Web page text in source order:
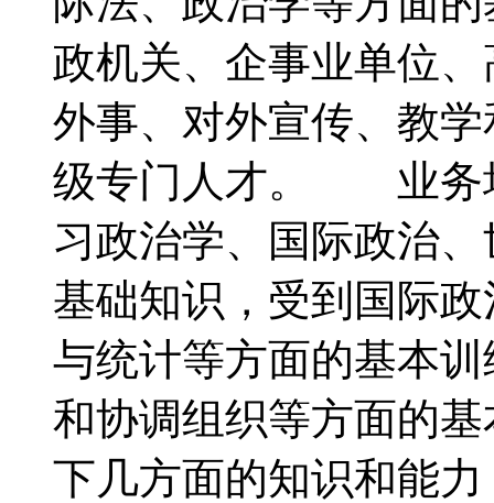
政机关、企事业单位
外事、对外宣传、教
级专门人才。 业务
习政治学、国际政治
基础知识，受到国际
与统计等方面的基本
和协调组织等方面的
下几方面的知识和能